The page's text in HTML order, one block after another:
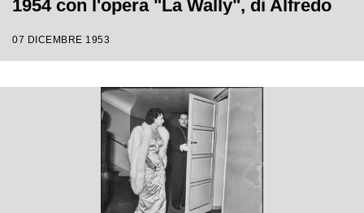
1954 con l'opera "La Wally", di Alfredo
con la regia di Tatiana Pavlova
07 DICEMBRE 1953